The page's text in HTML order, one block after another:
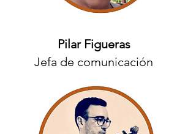
Pilar Figueras
Jefa de comunicación